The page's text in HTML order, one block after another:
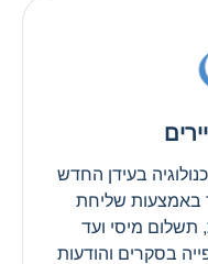
בעידן החדש
באמצעות שליחת
תשלום מיסי ועד
בסקרים והודעות